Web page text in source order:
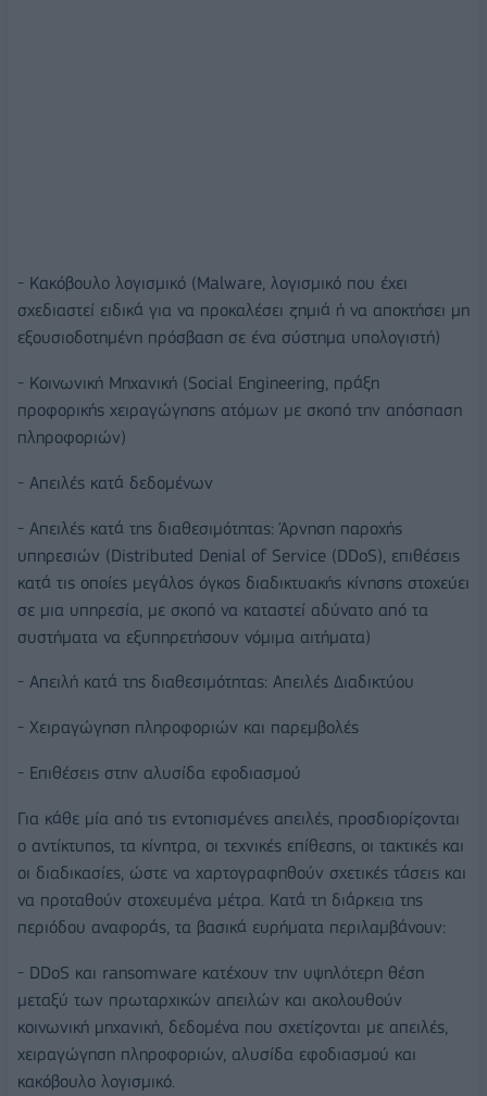
- Κακόβουλο λογισμικό (Malware, λογισμικό που έχει
σχεδιαστεί ειδικά για να προκαλέσει ζημιά ή να αποκτήσει μη
εξουσιοδοτημένη πρόσβαση σε ένα σύστημα υπολογιστή)
- Κοινωνική Μηχανική (Social Engineering, πράξη
προφορικής χειραγώγησης ατόμων με σκοπό την απόσπαση
πληροφοριών)
- Απειλές κατά δεδομένων
- Απειλές κατά της διαθεσιμότητας: Άρνηση παροχής
υπηρεσιών (Distributed Denial of Service (DDoS), επιθέσεις
κατά τις οποίες μεγάλος όγκος διαδικτυακής κίνησης στοχεύει
σε μια υπηρεσία, με σκοπό να καταστεί αδύνατο από τα
συστήματα να εξυπηρετήσουν νόμιμα αιτήματα)
- Απειλή κατά της διαθεσιμότητας: Απειλές Διαδικτύου
- Χειραγώγηση πληροφοριών και παρεμβολές
- Επιθέσεις στην αλυσίδα εφοδιασμού
Για κάθε μία από τις εντοπισμένες απειλές, προσδιορίζονται
ο αντίκτυπος, τα κίνητρα, οι τεχνικές επίθεσης, οι τακτικές και
οι διαδικασίες, ώστε να χαρτογραφηθούν σχετικές τάσεις και
να προταθούν στοχευμένα μέτρα. Κατά τη διάρκεια της
περιόδου αναφοράς, τα βασικά ευρήματα περιλαμβάνουν:
- DDoS και ransomware κατέχουν την υψηλότερη θέση
μεταξύ των πρωταρχικών απειλών και ακολουθούν
κοινωνική μηχανική, δεδομένα που σχετίζονται με απειλές,
χειραγώγηση πληροφοριών, αλυσίδα εφοδιασμού και
κακόβουλο λογισμικό.